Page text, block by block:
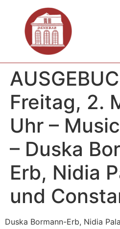
Freitag, 2.
Uhr –
– Duska
Erb, Nidia
und
Duska Bormann-Erb, Nidia